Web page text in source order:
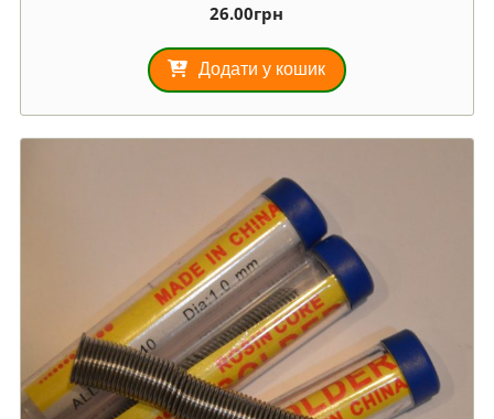
26.00грн
Додати у кошик